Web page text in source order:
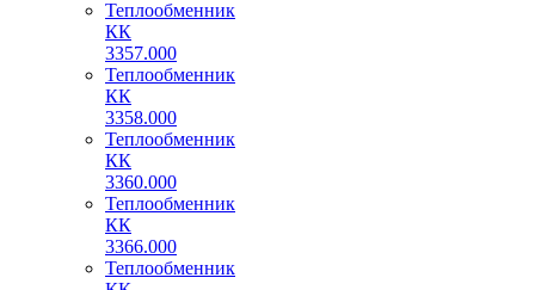
Теплообменник
КК
3357.000
Теплообменник
КК
3358.000
Теплообменник
КК
3360.000
Теплообменник
КК
3366.000
Теплообменник